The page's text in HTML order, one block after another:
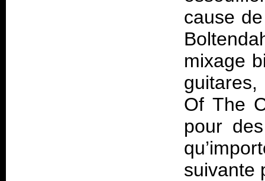
cause
mixage
Of The
pour
suivante